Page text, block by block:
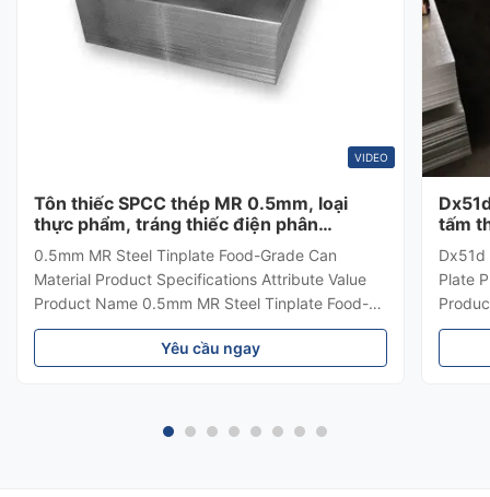
VIDEO
Tôn thiếc SPCC thép MR 0.5mm, loại
thực phẩm, tráng thiếc điện phân
0.15mm
0.5mm MR Steel Tinplate Food-Grade Can
Material Product Specifications Attribute Value
Product Name 0.5mm MR Steel Tinplate Food-
Grade Can Material Material MR, SPCC, prime
Tinplate / TFS Tin Coating 1.1/1.1, 2.8/2.8,
Yêu cầu ngay
tấm
Dx51d
Plate
Coil